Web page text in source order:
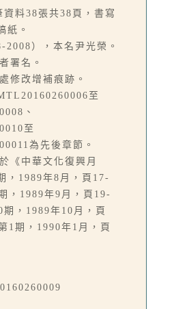
資料38張共38頁，書寫
紙。
2008），本名尹光榮。
署名。
修改增補痕跡。
至
、
至
為先後章節。
《中華文化復興月
，1989年8月，頁17-
，1989年9月，頁19-
，1989年10月，頁
1期，1990年1月，頁